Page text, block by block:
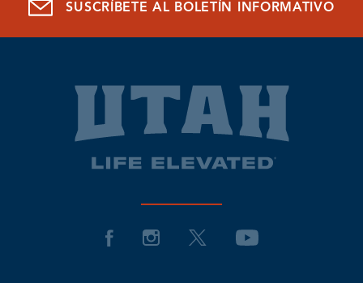
SUSCRÍBETE AL BOLETÍN INFORMATIVO